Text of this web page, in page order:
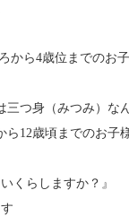
から4歳位までのお
三つ身（みつみ）な
ら12歳頃までのお子
くらしますか？』